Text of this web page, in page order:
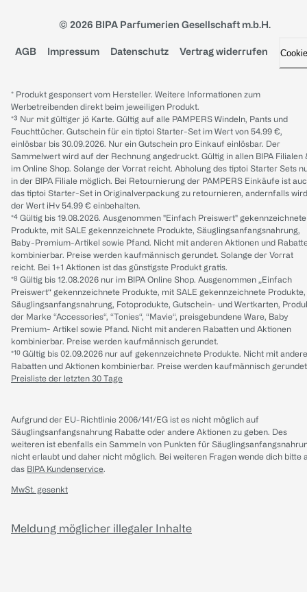
© 2026 BIPA Parfumerien Gesellschaft m.b.H.
AGB Impressum Datenschutz Vertrag widerrufen
* Produkt gesponsert vom Hersteller. Weitere Informationen zum
Werbetreibenden direkt beim jeweiligen Produkt.
*³ Nur mit gültiger jö Karte. Gültig auf alle PAMPERS Windeln, Pants und
Feuchttücher. Gutschein für ein tiptoi Starter-Set im Wert von 54.99 €,
einlösbar bis 30.09.2026. Nur ein Gutschein pro Einkauf einlösbar. Der
Sammelwert wird auf der Rechnung angedruckt. Gültig in allen BIPA Filialen
im Online Shop. Solange der Vorrat reicht. Abholung des tiptoi Starter Sets
in der BIPA Filiale möglich. Bei Retournierung der PAMPERS Einkäufe ist
das tiptoi Starter-Set in Originalverpackung zu retournieren, andernfalls wird
der Wert iHv 54.99 € einbehalten.
*⁴ Gültig bis 19.08.2026. Ausgenommen "Einfach Preiswert" gekennzeichnete
Produkte, mit SALE gekennzeichnete Produkte, Säuglingsanfangsnahrung,
Baby-Premium-Artikel sowie Pfand. Nicht mit anderen Aktionen und
kombinierbar. Preise werden kaufmännisch gerundet. Solange der Vorrat
reicht. Bei 1+1 Aktionen ist das günstigste Produkt gratis.
*⁸ Gültig bis 12.08.2026 nur im BIPA Online Shop. Ausgenommen „Einfach
Preiswert“ gekennzeichnete Produkte, mit SALE gekennzeichnete Produkte,
Säuglingsanfangsnahrung, Fotoprodukte, Gutschein- und Wertkarten,
der Marke “Accessories“, “Tonies“, “Mavie“, preisgebundene Ware, Baby
Premium- Artikel sowie Pfand. Nicht mit anderen Rabatten und Aktionen
kombinierbar. Preise werden kaufmännisch gerundet.
*¹⁰ Gültig bis 02.09.2026 nur auf gekennzeichnete Produkte. Nicht mit
Rabatten und Aktionen kombinierbar. Preise werden kaufmännisch
Preisliste der letzten 30 Tage
Aufgrund der EU-Richtlinie 2006/141/EG ist es nicht möglich auf
Säuglingsanfangsnahrung Rabatte oder andere Aktionen zu geben. Des
weiteren ist ebenfalls ein Sammeln von Punkten für
nicht erlaubt und daher nicht möglich. Bei weiteren Fragen wende dich bitte
das BIPA Kundenservice.
MwSt. gesenkt
Meldung möglicher illegaler Inhalte